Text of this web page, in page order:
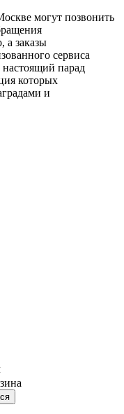
могут позвонить
а заказы
сервиса
парад
которых
и